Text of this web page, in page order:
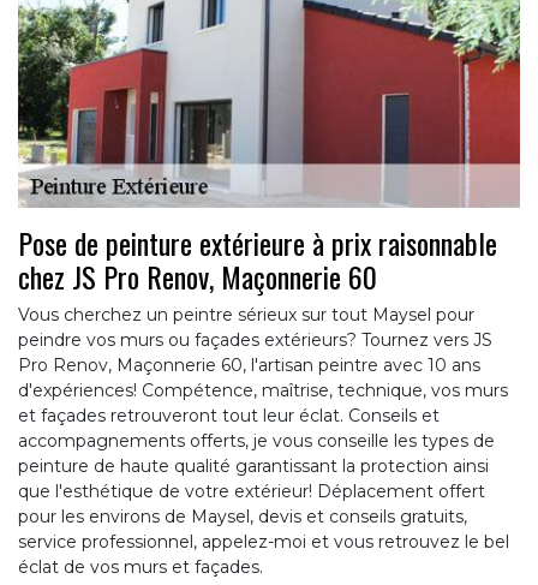
Pose de peinture extérieure à prix raisonnable
chez JS Pro Renov, Maçonnerie 60
Vous cherchez un peintre sérieux sur tout Maysel pour
peindre vos murs ou façades extérieurs? Tournez vers JS
Pro Renov, Maçonnerie 60, l'artisan peintre avec 10 ans
d'expériences! Compétence, maîtrise, technique, vos murs
et façades retrouveront tout leur éclat. Conseils et
accompagnements offerts, je vous conseille les types de
peinture de haute qualité garantissant la protection ainsi
que l'esthétique de votre extérieur! Déplacement offert
pour les environs de Maysel, devis et conseils gratuits,
service professionnel, appelez-moi et vous retrouvez le bel
éclat de vos murs et façades.